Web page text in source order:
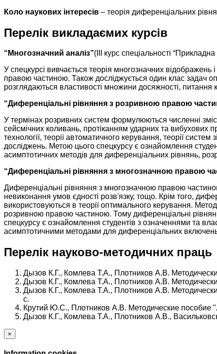
Коло наукових інтересів – теорія диференціальних
Перелік викладаємих курсів
“Многозначний аналіз”(ІІІ курс спеціальності
У спецкурсі вивчається теорія многозначних
правою частиною. Також досліджується один клас задач
розглядаються властивості множини досяжності,
“Диференціальні рівняння з розривною правою
У термінах розривних систем формулюються численні
сейсмічних коливань, протіканням ударних та вибухових
технології, теорії автоматичного керування, теорії
досліджень. Метою цього спецкурсу є ознайомлення
асимптотичних методів для диференціальних рівнянь,
“Диференціальні рівняння з многозначною правою
Диференціальні рівняння з многозначною правою
невиконання умов єдності розв'язку, тощо. Крім того,
використовуються в теорії оптимального керування.
розривною правою частиною. Тому диференціальні
спецкурсу є ознайомлення студентів з означеннями та
асимптотичними методами для диференціальних
Перелік науково-методичних праць
Дызов К.Г., Комлева Т.А., Плотников А.В.
Дызов К.Г., Комлева Т.А., Плотников А.В.
Дызов К.Г., Комлева Т.А., Плотников А.В.
с.
Крутий Ю.С., Плотников А.В. Методические
Дызов К.Г., Комлева Т.А., Плотников А.В.,
×